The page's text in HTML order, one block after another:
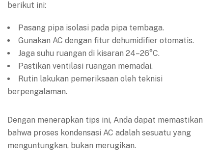
berikut ini:
Pasang pipa isolasi pada pipa tembaga.
Gunakan AC dengan fitur dehumidifier otomatis.
Jaga suhu ruangan di kisaran 24–26°C.
Pastikan ventilasi ruangan memadai.
Rutin lakukan pemeriksaan oleh teknisi
berpengalaman.
Dengan menerapkan tips ini, Anda dapat memastikan
bahwa proses kondensasi AC adalah sesuatu yang
menguntungkan, bukan merugikan.